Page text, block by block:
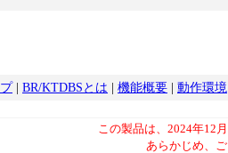
| BR/KTDBSとは | 機能概要 | 動作環境
この製品は、2024年12
あらかじめ、